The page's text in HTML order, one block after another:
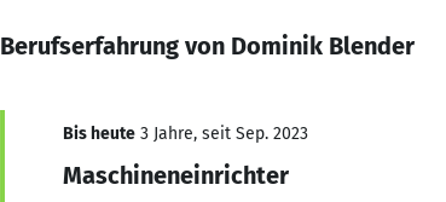
Berufserfahrung von Dominik Blender
Bis heute 3 Jahre, seit Sep. 2023
Maschineneinrichter